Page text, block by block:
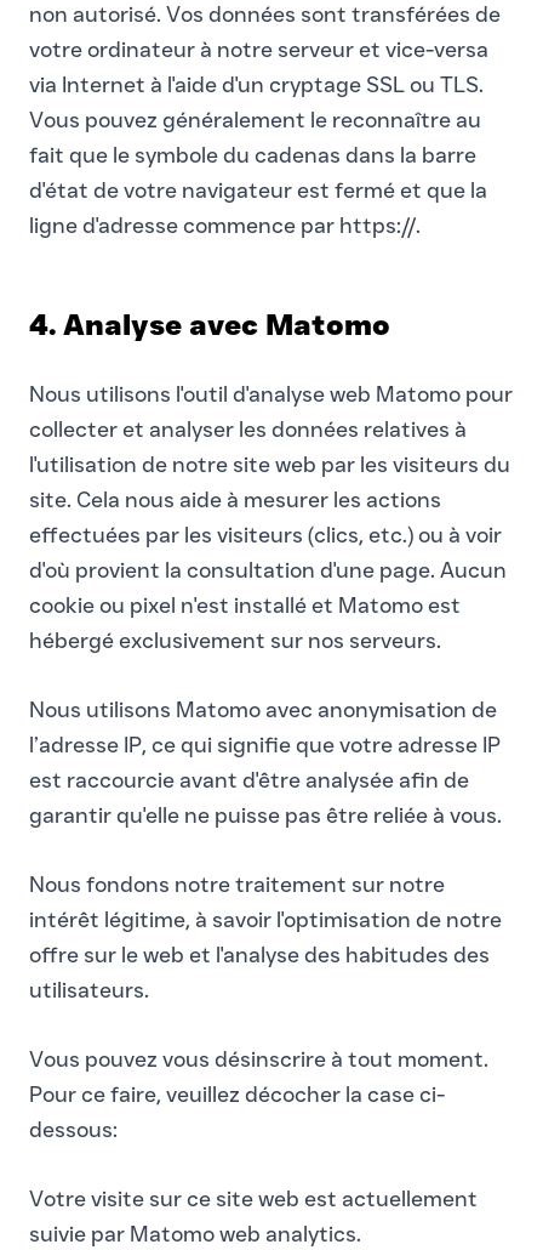
non autorisé. Vos données sont transférées de
votre ordinateur à notre serveur et vice-versa
via Internet à l'aide d'un cryptage SSL ou TLS.
Vous pouvez généralement le reconnaître au
fait que le symbole du cadenas dans la barre
d'état de votre navigateur est fermé et que la
ligne d'adresse commence par https://.
4. Analyse avec Matomo
Nous utilisons l'outil d'analyse web Matomo pour
collecter et analyser les données relatives à
l'utilisation de notre site web par les visiteurs du
site. Cela nous aide à mesurer les actions
effectuées par les visiteurs (clics, etc.) ou à voir
d'où provient la consultation d'une page. Aucun
cookie ou pixel n'est installé et Matomo est
hébergé exclusivement sur nos serveurs.
Nous utilisons Matomo avec anonymisation de
l’adresse IP, ce qui signifie que votre adresse IP
est raccourcie avant d'être analysée afin de
garantir qu'elle ne puisse pas être reliée à vous.
Nous fondons notre traitement sur notre
intérêt légitime, à savoir l'optimisation de notre
offre sur le web et l'analyse des habitudes des
utilisateurs.
Vous pouvez vous désinscrire à tout moment.
Pour ce faire, veuillez décocher la case ci-
dessous:
Votre visite sur ce site web est actuellement
suivie par Matomo web analytics.